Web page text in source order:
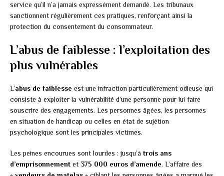
service qu’il n’a jamais expressément demandé. Les tribunaux
sanctionnent régulièrement ces pratiques, renforçant ainsi la
protection du consentement du consommateur.
L’abus de faiblesse : l’exploitation des
plus vulnérables
L’abus de faiblesse est une infraction particulièrement odieuse qui
consiste à exploiter la vulnérabilité d’une personne pour lui faire
souscrire des engagements. Les personnes âgées, les personnes
en situation de handicap ou celles en état de sujétion
psychologique sont les principales victimes.
Les peines encourues sont lourdes : jusqu’à trois ans
d’emprisonnement et 375 000 euros d’amende. L’affaire des